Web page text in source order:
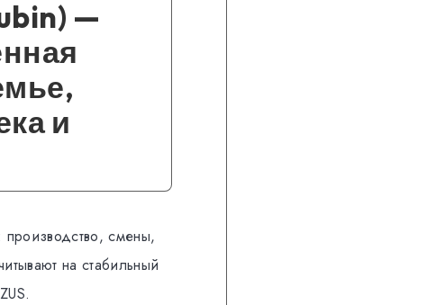
—
и
смены,
на стабильный